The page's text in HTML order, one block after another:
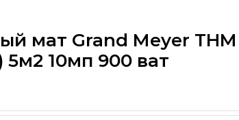
мат Grand Meyer
10мп 900 ват